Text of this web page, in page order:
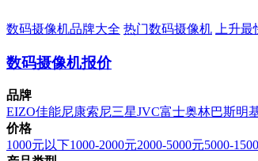
数码摄像机品牌大全 热门数码摄像机 上升
数码摄像机报价
品牌
EIZO佳能尼康索尼三星JVC富士奥林巴斯明
价格
1000元以下1000-2000元2000-5000元5000-